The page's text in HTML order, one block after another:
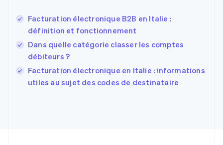
Facturation électronique B2B en Italie :
définition et fonctionnement
Dans quelle catégorie classer les comptes
débiteurs ?
Facturation électronique en Italie : informations
utiles au sujet des codes de destinataire
EnglishSvenska
France
Gibraltar
English
Grèce
Hongrie